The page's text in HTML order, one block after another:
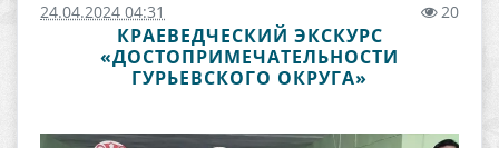
24.04.2024 04:31 20
КРАЕВЕДЧЕСКИЙ ЭКСКУРС
«ДОСТОПРИМЕЧАТЕЛЬНОСТИ
ГУРЬЕВСКОГО ОКРУГА»